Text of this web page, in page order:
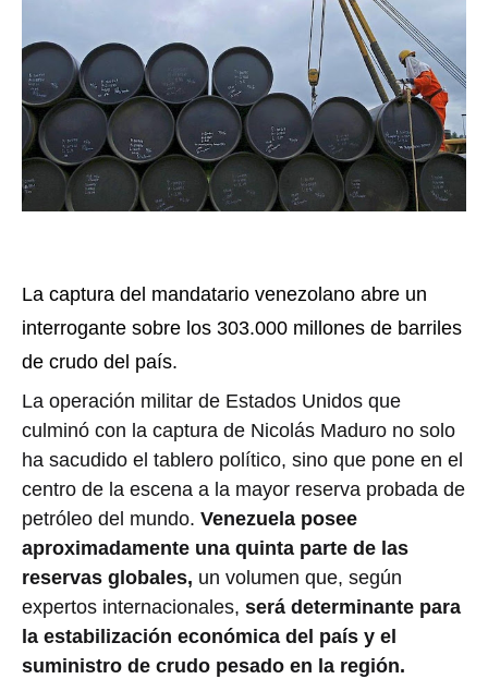
La captura del mandatario venezolano abre un
interrogante sobre los 303.000 millones de barriles
de crudo del país.
La operación militar de Estados Unidos que
culminó con la captura de Nicolás Maduro no solo
ha sacudido el tablero político, sino que pone en el
centro de la escena a la mayor reserva probada de
petróleo del mundo. Venezuela posee
aproximadamente una quinta parte de las
reservas globales, un volumen que, según
expertos internacionales, será determinante para
la estabilización económica del país y el
suministro de crudo pesado en la región.